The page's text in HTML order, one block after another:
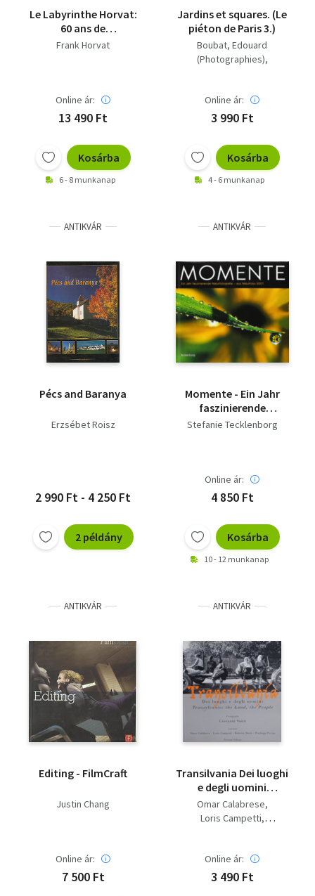
Le Labyrinthe Horvat:
60 ans de
photographie
Frank Horvat
Online ár:
13 490 Ft
Kosárba
6 - 8 munkanap
Jardins et squares. (Le
piéton de Paris 3.)
Boubat, Edouard
(Photographies)
Online ár:
3 990 Ft
Kosárba
4 - 6 munkanap
ANTIKVÁR
Pécs and Baranya
Erzsébet Roisz
2 990 Ft - 4 250 Ft
2 példány
ANTIKVÁR
Momente - Ein Jahr
faszinierende
Naturfotografie - aus
Stefanie Tecklenborg
Online ár:
4 850 Ft
Kosárba
10 - 12 munkanap
ANTIKVÁR
Editing - FilmCraft
Justin Chang
Online ár:
7 500 Ft
ANTIKVÁR
Transilvania Dei luoghi
e degli uomini
Transylvania: the
Land, the People
Omar Calabrese
Loris Campetti
Online ár:
3 490 Ft